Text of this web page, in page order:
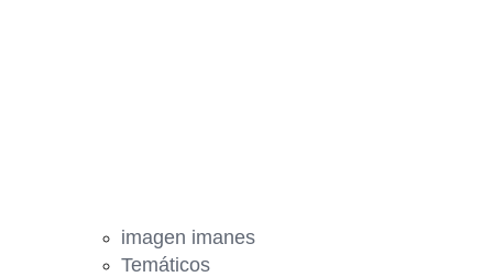
imagen imanes
Temáticos